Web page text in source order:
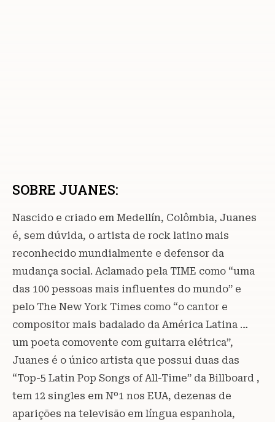
SOBRE JUANES:
Nascido e criado em Medellín, Colômbia, Juanes
é, sem dúvida, o artista de rock latino mais
reconhecido mundialmente e defensor da
mudança social. Aclamado pela TIME como “uma
das 100 pessoas mais influentes do mundo” e
pelo The New York Times como “o cantor e
compositor mais badalado da América Latina …
um poeta comovente com guitarra elétrica”,
Juanes é o único artista que possui duas das
“Top-5 Latin Pop Songs of All-Time” da Billboard ,
tem 12 singles em Nº1 nos EUA, dezenas de
aparições na televisão em língua espanhola,